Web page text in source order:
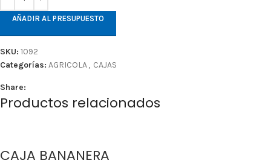
AÑADIR AL PRESUPUESTO
SKU: 1092
Categorías: AGRICOLA, CAJAS
Share:
Productos relacionados
CAJA BANANERA